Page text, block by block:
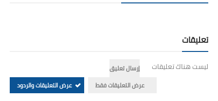
تعليقات
ليست هناك تعليقات
إرسال تعليق
عرض التعليقات فقط
عرض التعليقات والردود